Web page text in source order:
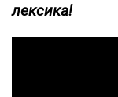
лексика!